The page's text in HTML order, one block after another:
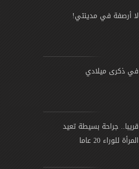
لا أرصفة في مدينتي!
في ذكرى ميلادي
قريبا.. جراحة بسيطة تعيد
المرأة للوراء 20 عاما